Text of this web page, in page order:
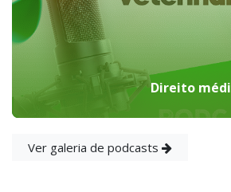
Direito
Ver galeria de podcasts